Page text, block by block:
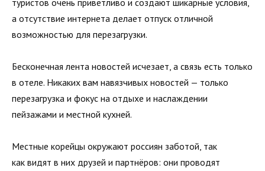
а отсутствие интернета делает отпуск отличной
возможностью для перезагрузки.
Бесконечная лента новостей исчезает, а связь есть только
в отеле. Никаких вам навязчивых новостей — только
перезагрузка и фокус на отдыхе и наслаждении
пейзажами и местной кухней.
Местные корейцы окружают россиян заботой, так
как видят в них друзей и партнёров: они проводят